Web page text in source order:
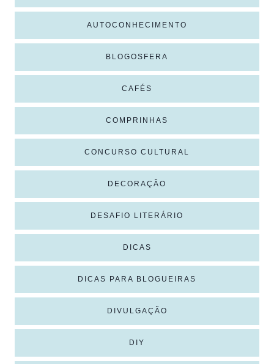
AUTOCONHECIMENTO
BLOGOSFERA
CAFÉS
COMPRINHAS
CONCURSO CULTURAL
DECORAÇÃO
DESAFIO LITERÁRIO
DICAS
DICAS PARA BLOGUEIRAS
DIVULGAÇÃO
DIY